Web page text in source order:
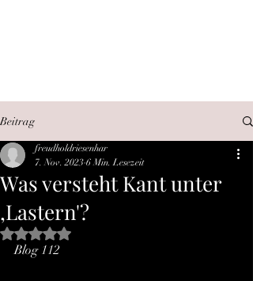
Beitrag
Was versteht Kant unter
,Lastern'?
freudholdriesenhar
7. Nov. 2023 6 Min. Lesezeit
Mit NaN von 5 Sternen bewertet.
Blog 112